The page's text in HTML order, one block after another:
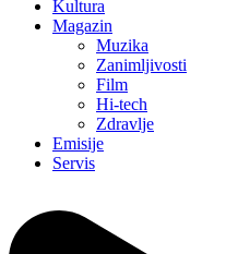
Kultura
Magazin
Muzika
Zanimljivosti
Film
Hi-tech
Zdravlje
Emisije
Servis